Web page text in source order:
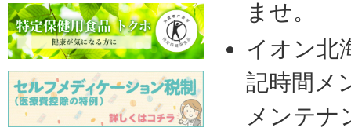
ませ。
イオン北
記時間メ
メンテナ